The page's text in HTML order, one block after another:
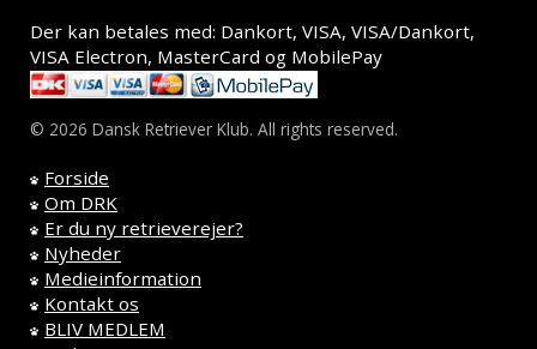
Der kan betales med: Dankort, VISA, VISA/Dankort,
VISA Electron, MasterCard og MobilePay
© 2026 Dansk Retriever Klub. All rights reserved.
Forside
Om DRK
Er du ny retrieverejer?
Nyheder
Medieinformation
Kontakt os
BLIV MEDLEM